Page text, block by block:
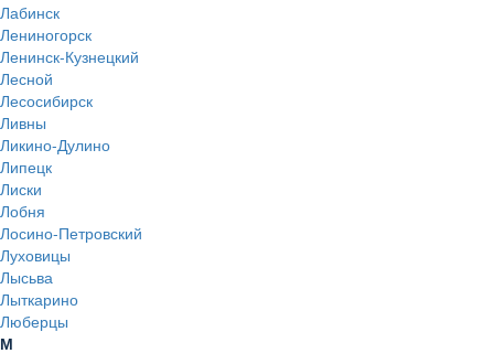
Лабинск
Лениногорск
Ленинск-Кузнецкий
Лесной
Лесосибирск
Ливны
Ликино-Дулино
Липецк
Лиски
Лобня
Лосино-Петровский
Луховицы
Лысьва
Лыткарино
Люберцы
М